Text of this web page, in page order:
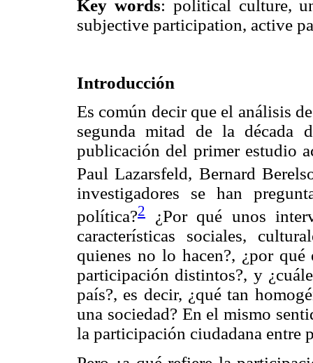
Key words: political culture,
subjective participation, active
Introducción
Es común decir que el análisis
segunda mitad de la
publicación del primer estudio
Paul Lazarsfeld, Bernard
investigadores se han
política?2
¿Por qué unos
características sociales,
quienes no lo hacen?, ¿por
participación distintos?, y
país?, es decir, ¿qué tan
una sociedad? En el mismo
la participación ciudadana entre